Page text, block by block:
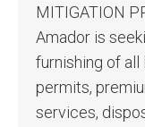
MITIGATION
Amador is
furnishing of all
permits,
services,